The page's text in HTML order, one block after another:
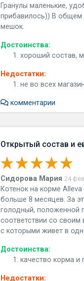
Гранулы маленькие,
прибавилось)) В общем
мешок.
Достоинства:
хороший состав,
Недостатки:
не во всех
комментарии
Открытый состав и
Сидорова Мария 24
Котенок на корме
больше 8 месяцев. За
голодный, положенной
соответствии со своим
с которыми живет в
Достоинства:
качество корма и
Недостатки: